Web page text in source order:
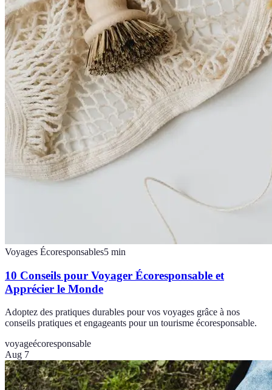
Voyages Écoresponsables5 min
10 Conseils pour Voyager Écoresponsable et
Apprécier le Monde
Adoptez des pratiques durables pour vos voyages grâce à nos
conseils pratiques et engageants pour un tourisme écoresponsable.
voyageécoresponsable
Aug 7